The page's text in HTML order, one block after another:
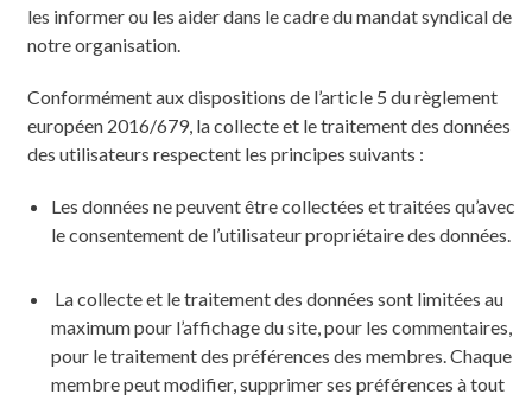
les informer ou les aider dans le cadre du mandat syndical de
notre organisation.
Conformément aux dispositions de l’article 5 du règlement
européen 2016/679, la collecte et le traitement des données
des utilisateurs respectent les principes suivants :
Les données ne peuvent être collectées et traitées qu’avec
le consentement de l’utilisateur propriétaire des données.
La collecte et le traitement des données sont limitées au
maximum pour l’affichage du site, pour les commentaires,
pour le traitement des préférences des membres. Chaque
membre peut modifier, supprimer ses préférences à tout